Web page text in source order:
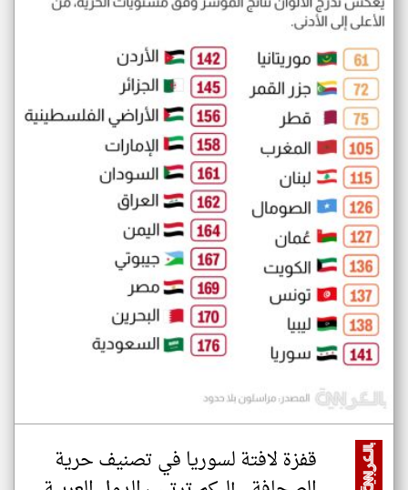
قفزة لافتة لسوريا في تصنيف حرية